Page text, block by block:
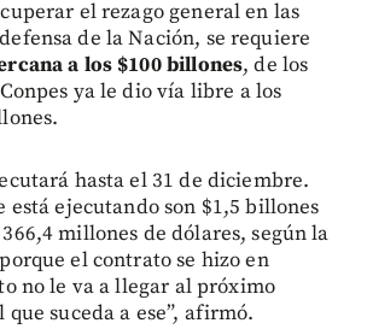
el rezago general en las
de la Nación, se requiere
a los $100 billones, de los
ya le dio vía libre a los
hasta el 31 de diciembre.
está ejecutando son $1,5 billones
millones de dólares, según la
el contrato se hizo en
no le va a llegar al próximo
suceda a ese”, afirmó.